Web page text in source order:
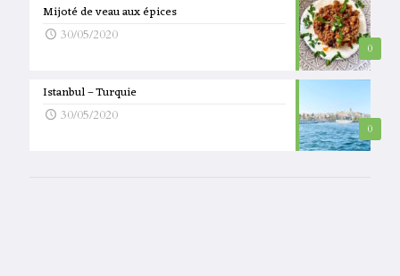
0
Mijoté de veau aux épices
30/05/2020
0
Istanbul – Turquie
30/05/2020